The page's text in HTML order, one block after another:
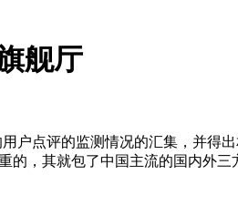
舰厅
户点评的监测情况的汇集，并
的，其就包了中国主流的国内外三